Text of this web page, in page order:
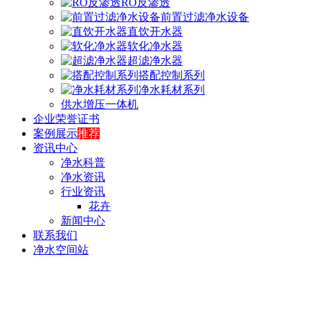
RO反渗透
前置过滤净水设备
直饮开水器
软化净水器
超滤净水器
搭配控制系列
净水耗材系列
供水增压一体机
企业荣誉证书
案例展示推荐
资讯中心
净水科普
净水资讯
行业资讯
花卉
新闻中心
联系我们
净水空间站